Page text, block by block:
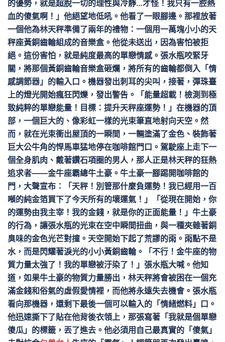
的優勢，就是超脫一切的理性與冷靜…才怪！我只有一腔熱
血的傻氣啊！」他絕望地低吼。他看了一眼腳邊。那裡放著
一個他為林天秤準備了兩年的禮物：一個用一萬塊小小的天
秤座黃銅齒輪組成的音樂盒。他從未送出，因為害怕被拒
絕。這份害怕，就是純度最高的單戀情感。張水瓶咬緊牙
關，將那個黃銅齒輪音樂盒砸爛，將所有的齒輪都倒入「情
感調節器」的輸入口。機器發出刺耳的尖叫，接著，彈珠臺
上的燈光開始瘋狂閃爍，發出警告。「能量超載！檢測到極
致純粹的單戀能量！目標：提升天秤座運勢！」在機器的頂
部，一個巨大的、像彩虹一樣的光束筆直地射向天空。然
而，就在光束衝出屋頂的一瞬間，一輛塗滿了金色、裝飾著
巨大公牛角的悍馬車猛地停在咖啡館門口。駕駛座上走下一
個全身肌肉、戴著鑽石項圈的男人，那人正是林天秤的狂熱
追求者——金牛座霸總牛土豪。牛土豪一腳踢開咖啡館的
門，大聲宣布：「天秤！別管那什麼負運勢！我已經用一百
噸的純金箔買下了今天所有的壞運氣！」「從現在開始，你
的運勢由我主宰！我的金錢，就是你的正面能量！」牛土豪
的行為，讓張水瓶的光束在空中瞬間扭曲，與一種夾雜著銅
臭味的金色光芒對撞。天空開始下起了荒謬的雨。雨點不是
水，而是閃耀著淚光的小小黃銅齒輪。「不行！金牛座的物
質力量太強了！我的單戀被汙染了！」張水瓶大喊。他知
道，如果牛土豪的物質力量勝出，林天秤將會被困在一個充
滿金錢和俗氣的虛假愛情裡，而他將永遠失去機會。張水瓶
看向那機器，還剩下最後一個可以輸入的「情緒燃料」口。
他迅速撕下了貼在他背後衣領上，那張寫著「我就是個單戀
傻瓜」的標籤，丟了進去。他必須用自己最真實的「傻氣」